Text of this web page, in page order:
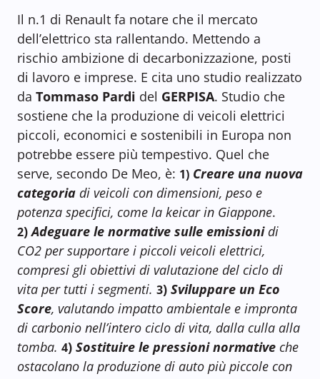
Il n.1 di Renault fa notare che il mercato
dell’elettrico sta rallentando. Mettendo a
rischio ambizione di decarbonizzazione, posti
di lavoro e imprese. E cita uno studio realizzato
da Tommaso Pardi del GERPISA. Studio che
sostiene che la produzione di veicoli elettrici
piccoli, economici e sostenibili in Europa non
potrebbe essere più tempestivo. Quel che
serve, secondo De Meo, è: 1) Creare una nuova
categoria di veicoli con dimensioni, peso e
potenza specifici, come la keicar in Giappone.
2)Adeguare le normative sulle emissionidi
CO2 per supportare i piccoli veicoli elettrici,
compresi gli obiettivi di valutazione del ciclo di
vita per tutti i segmenti. 3) Sviluppare un Eco
Score, valutando impatto ambientale e impronta
di carbonio nell’intero ciclo di vita, dalla culla alla
tomba. 4) Sostituire le pressioni normative che
ostacolano la produzione di auto più piccole con